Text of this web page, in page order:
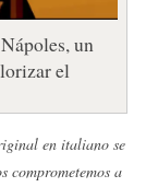
un
el
en italiano se
comprometemos a